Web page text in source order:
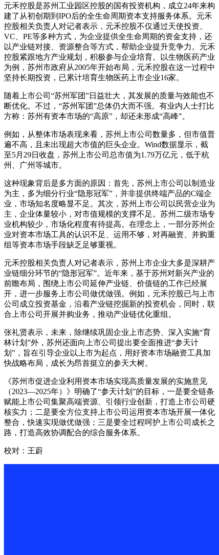
元禾控股是苏州工业园区控股的国有投资机构，成立24年来构
建了从初创期到IPO后的全生命周期资本支持服务体系。元禾
控股相关负责人对记者表示，元禾控股不仅通过天使投资、
VC、PE等多种方式，为企业提供全生命周期的资金支持，还
以产业链对接、资源整合等方式，帮助企业提升竞争力。元禾
控股紧跟地方产业规划，积极参与企业培育。以生物医药产业
为例，苏州市政府从2005年开始布局，元禾控股在这一过程中
坚持长期投资，已累计培育生物医药上市企业16家。
随着上市公司“苏州军团”日益壮大，其发展的质量与效能也不
断优化。不过，“苏州军团”总体仍大而不强。有业内人士打比
方称：苏州有资本市场的“高原”，却还未形成“高峰”。
例如，从整体市场表现来看，苏州上市公司数量多，但市值普
遍不高，且未出现超大市值的巨头企业。Wind数据显示，截
至5月29日收盘，苏州上市公司总市值为1.79万亿元，低于杭
州、广州等城市。
这种现象背后是多方面的原因：首先，苏州上市公司以制造业
为主，多为细分行业“隐形冠军”，并非提供终端产品的C端企
业，市场知名度略显不足。其次，苏州上市公司以民营企业为
主，企业体量较小，对市值规模的支撑不足。苏州二级市场专
业机构较少，市场化程度有待提高。在理念上，一部分苏州企
业对资本市场工具的认识不足、运用不够，对再融资、并购重
组等资本市场手段缺乏足够重视。
元禾控股相关负责人对记者表示，苏州上市企业大多是深耕产
业链细分环节的“隐形冠军”。近年来，基于苏州对新兴产业的
前瞻布局，围绕上市公司延伸产业链、价值链的工作已经展
开，进一步服务上市公司做优做强。例如，元禾控股已与上市
公司成立投资基金，沿着产业链挖掘新的投资机会，同时，联
合上市公司开展并购业务，推动产业链优化重组。
张礼贤表示，未来，除继续巩固企业上市态势、深入实施“育
林计划”外，苏州还面向上市公司提出要全面推进“参天计
划”，旨在引导企业以上市为起点，用好资本市场融资工具加
快战略布局，成长为昂首挺立的参天大树。
《苏州市促进企业利用资本市场实现高质量发展的实施意见
（2023—2025年）》明确了“参天计划”的目标，一是要全链条
赋能上市公司集聚高端资源、引领行业创新，打造上市公司硬
核实力；二是要全方位支持上市公司运用资本市场开展一体化
整合，快速实现做优做强；三是要全过程呵护上市公司成长之
路，打造高效协调配合的综合服务体系。
校对：王蔚